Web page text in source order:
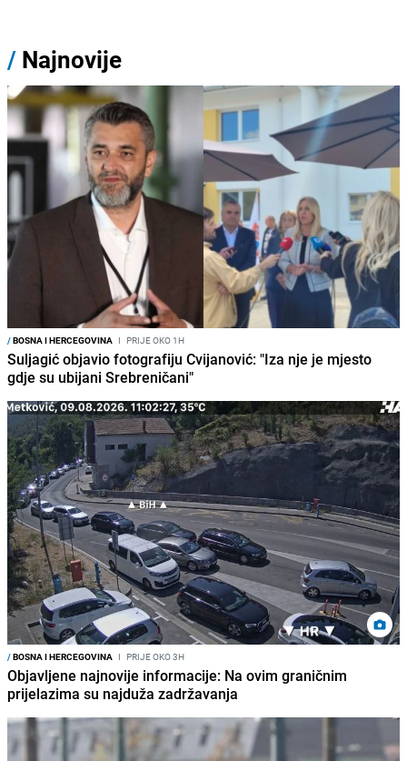
/ Najnovije
/BOSNA I HERCEGOVINA I PRIJE OKO 1H
Suljagić objavio fotografiju Cvijanović: "Iza nje je mjesto
gdje su ubijani Srebreničani"
/BOSNA I HERCEGOVINA I PRIJE OKO 3H
Objavljene najnovije informacije: Na ovim graničnim
prijelazima su najduža zadržavanja